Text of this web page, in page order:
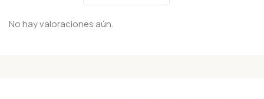
No hay valoraciones aún.